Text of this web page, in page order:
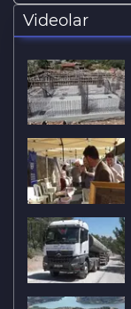
Videolar